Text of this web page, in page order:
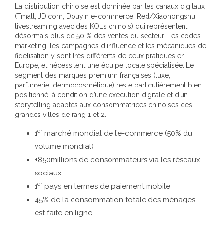
La distribution chinoise est dominée par les canaux digitaux
(Tmall, JD.com, Douyin e-commerce, Red/Xiaohongshu,
livestreaming avec des KOLs chinois) qui représentent
désormais plus de 50 % des ventes du secteur. Les codes
marketing, les campagnes d’influence et les mécaniques de
fidélisation y sont très différents de ceux pratiqués en
Europe, et nécessitent une équipe locale spécialisée. Le
segment des marques premium françaises (luxe,
parfumerie, dermocosmétique) reste particulièrement bien
positionné, à condition d’une exécution digitale et d’un
storytelling adaptés aux consommatrices chinoises des
grandes villes de rang 1 et 2.
1er marché mondial de l’e-commerce (50% du
volume mondial)
+850millions de consommateurs via les réseaux
sociaux
1er pays en termes de paiement mobile
45% de la consommation totale des ménages
est faite en ligne